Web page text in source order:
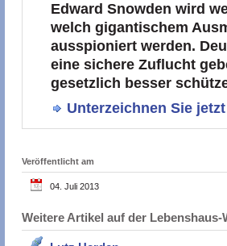
Edward Snowden wird
welch gigantischem
ausspioniert werden.
eine sichere Zuflucht
gesetzlich besser
Unterzeichnen Sie
Veröffentlicht am
04. Juli 2013
Weitere Artikel auf der